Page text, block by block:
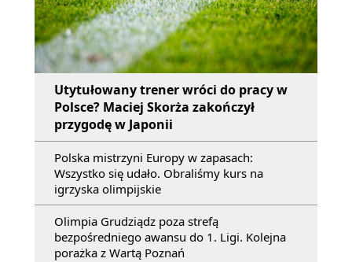
Utytułowany trener wróci do pracy w
Polsce? Maciej Skorża zakończył
przygodę w Japonii
Polska mistrzyni Europy w zapasach:
Wszystko się udało. Obraliśmy kurs na
igrzyska olimpijskie
Olimpia Grudziądz poza strefą
bezpośredniego awansu do 1. Ligi. Kolejna
porażka z Wartą Poznań